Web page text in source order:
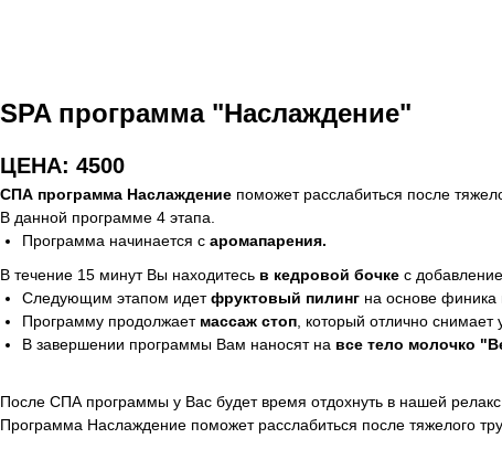
SPA программа "Наслаждение"
ЦЕНА: 4500
СПА программа Наслаждение поможет расслабиться после
В данной программе 4 этапа.
Программа начинается с аромапарения.
В течение 15 минут Вы находитесь в кедровой бочке с
Следующим этапом идетфруктовый пилинг на основе финика
Программу продолжает массаж стоп , который отлично
В завершении программы Вам наносят на все тело молочко
После СПА программы у Вас будет время отдохнуть в нашей
Программа Наслаждение поможет расслабиться после тяжелого